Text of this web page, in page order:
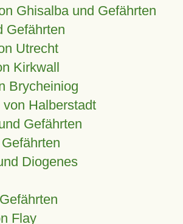
Ghisalba und Gefährten
Gefährten
Utrecht
Kirkwall
Brycheiniog
Halberstadt
Gefährten
Diogenes
Flay